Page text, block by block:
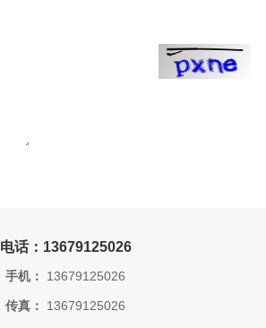
电话：13679125026
手机： 13679125026
传真： 13679125026